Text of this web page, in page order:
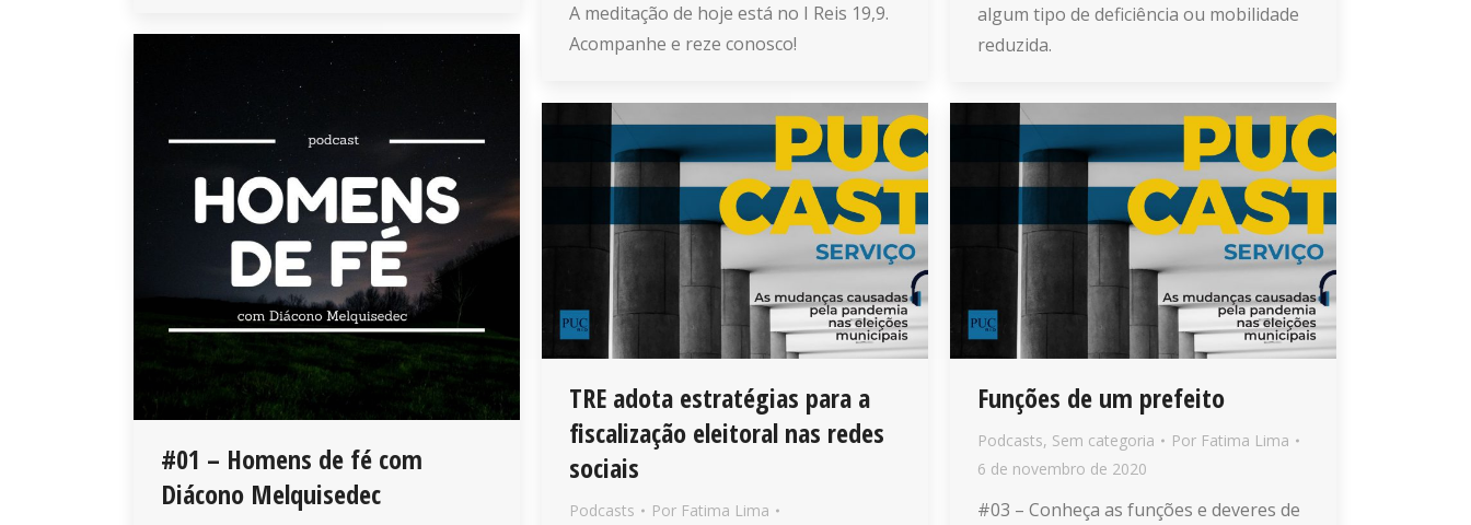
A meditação de hoje está no I Reis 19,9.
Acompanhe e reze conosco!
algum tipo de deficiência ou mobilidade
reduzida.
#01 – Homens de fé com
Diácono Melquisedec
TRE adota estratégias para a
fiscalização eleitoral nas redes
sociais
Podcasts Por Fatima Lima
Funções de um prefeito
Podcasts, Sem categoria Por Fatima Lima
6 de novembro de 2020
#03 – Conheça as funções e deveres de